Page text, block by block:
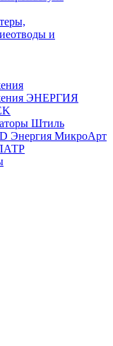
и
ЭНЕРГИЯ
Штиль
Энepгия МикроАрт